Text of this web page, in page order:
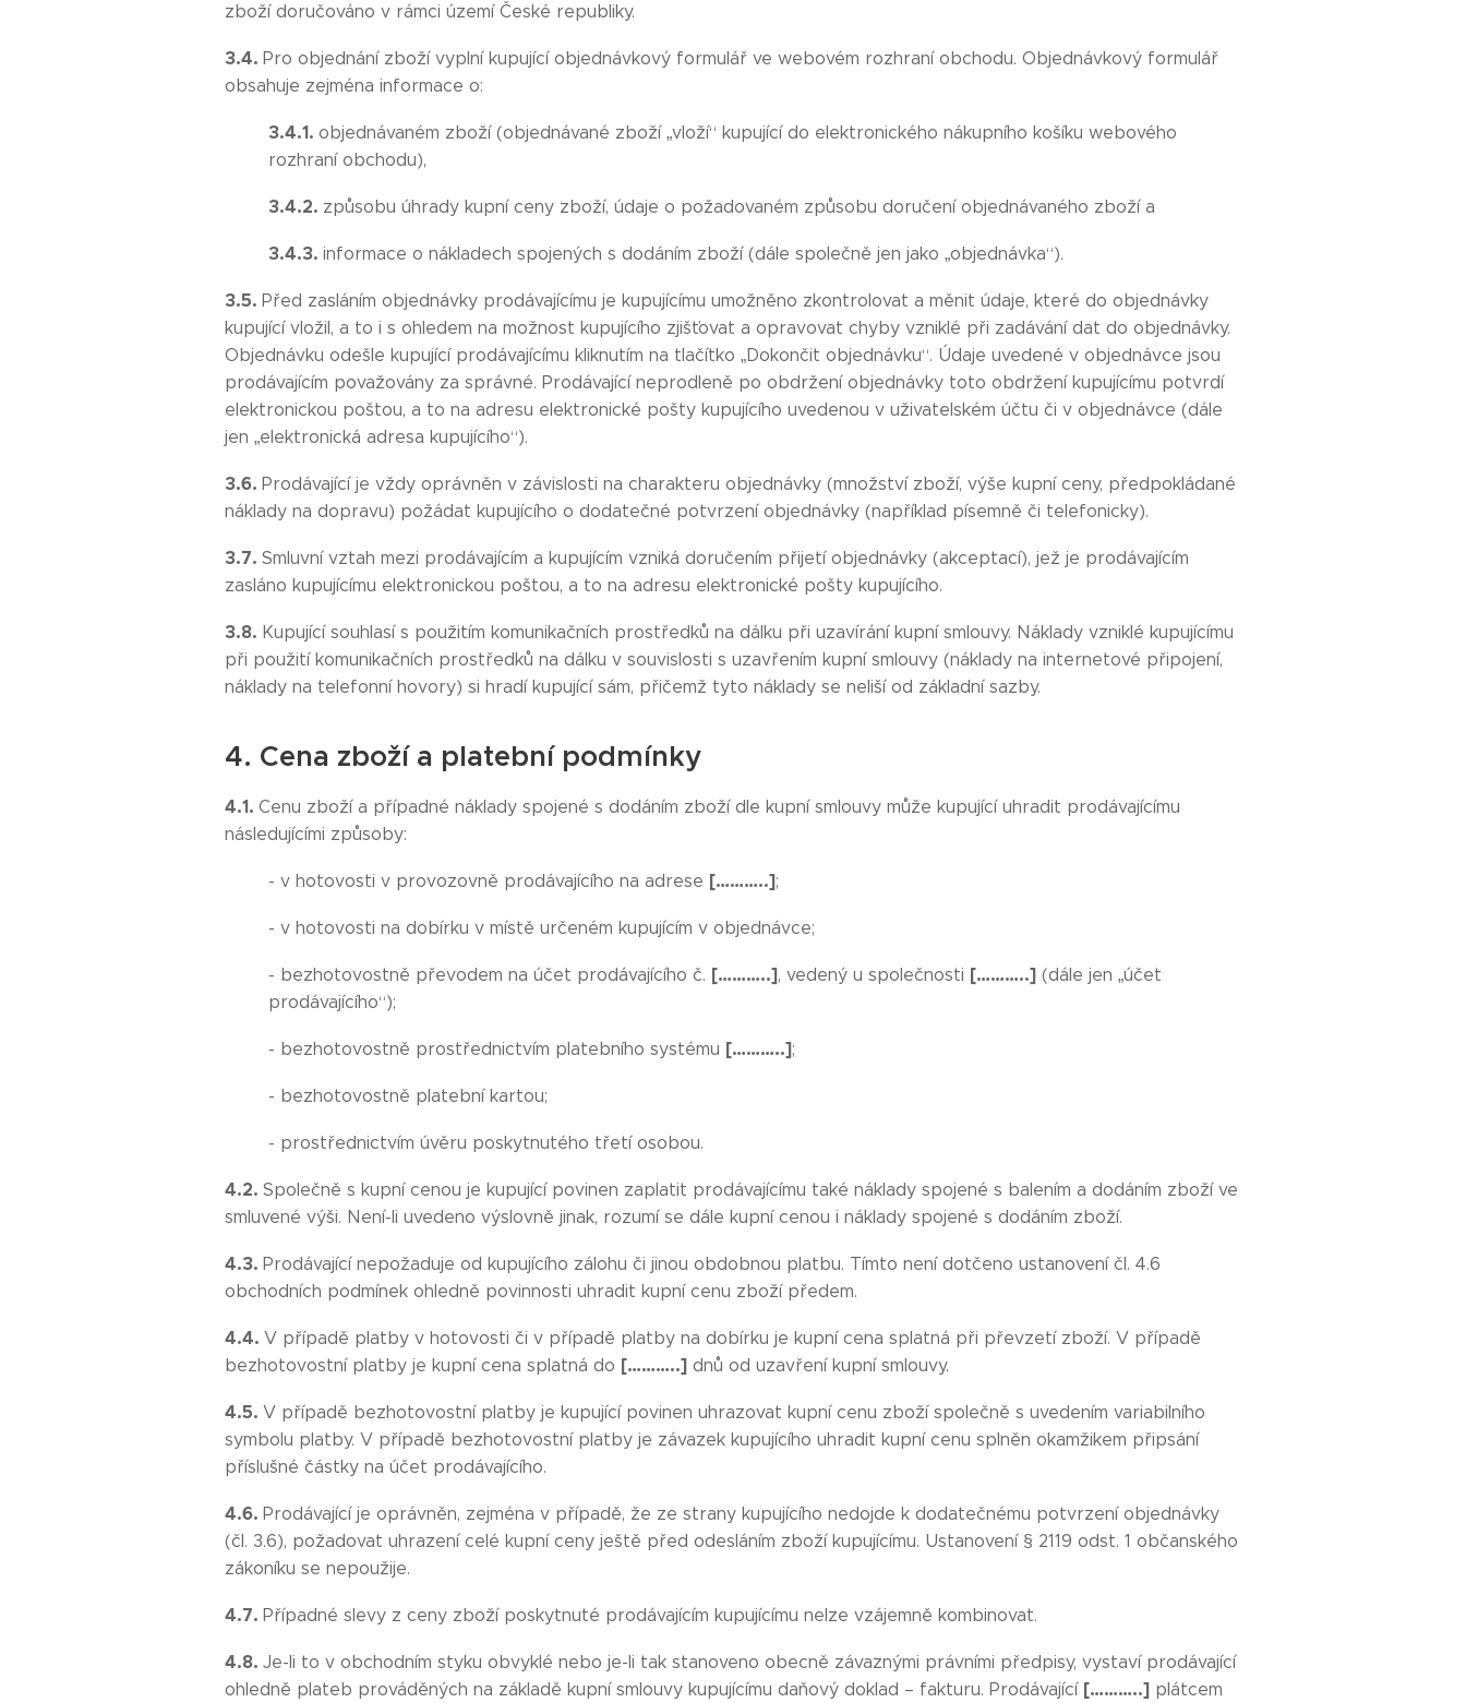
zboží doručováno v rámci území České republiky.
3.4. Pro objednání zboží vyplní kupující objednávkový formulář ve webovém rozhraní obchodu. Objednávkový formulář
obsahuje zejména informace o:
3.4.1. objednávaném zboží (objednávané zboží „vloží“ kupující do elektronického nákupního košíku webového
rozhraní obchodu),
3.4.2. způsobu úhrady kupní ceny zboží, údaje o požadovaném způsobu doručení objednávaného zboží a
3.4.3. informace o nákladech spojených s dodáním zboží (dále společně jen jako „objednávka“).
3.5. Před zasláním objednávky prodávajícímu je kupujícímu umožněno zkontrolovat a měnit údaje, které do objednávky
kupující vložil, a to i s ohledem na možnost kupujícího zjišťovat a opravovat chyby vzniklé při zadávání dat do objednávky.
Objednávku odešle kupující prodávajícímu kliknutím na tlačítko „Dokončit objednávku“. Údaje uvedené v objednávce jsou
prodávajícím považovány za správné. Prodávající neprodleně po obdržení objednávky toto obdržení kupujícímu potvrdí
elektronickou poštou, a to na adresu elektronické pošty kupujícího uvedenou v uživatelském účtu či v objednávce (dále
jen „elektronická adresa kupujícího“).
3.6. Prodávající je vždy oprávněn v závislosti na charakteru objednávky (množství zboží, výše kupní ceny, předpokládané
náklady na dopravu) požádat kupujícího o dodatečné potvrzení objednávky (například písemně či telefonicky).
3.7. Smluvní vztah mezi prodávajícím a kupujícím vzniká doručením přijetí objednávky (akceptací), jež je prodávajícím
zasláno kupujícímu elektronickou poštou, a to na adresu elektronické pošty kupujícího.
3.8. Kupující souhlasí s použitím komunikačních prostředků na dálku při uzavírání kupní smlouvy. Náklady vzniklé kupujícímu
při použití komunikačních prostředků na dálku v souvislosti s uzavřením kupní smlouvy (náklady na internetové připojení,
náklady na telefonní hovory) si hradí kupující sám, přičemž tyto náklady se neliší od základní sazby.
4. Cena zboží a platební podmínky
4.1. Cenu zboží a případné náklady spojené s dodáním zboží dle kupní smlouvy může kupující uhradit prodávajícímu
následujícími způsoby:
- v hotovosti v provozovně prodávajícího na adrese [………..];
- v hotovosti na dobírku v místě určeném kupujícím v objednávce;
- bezhotovostně převodem na účet prodávajícího č. [………..], vedený u společnosti [………..](dále jen „účet
prodávajícího“);
- bezhotovostně prostřednictvím platebního systému [………..];
- bezhotovostně platební kartou;
- prostřednictvím úvěru poskytnutého třetí osobou.
4.2. Společně s kupní cenou je kupující povinen zaplatit prodávajícímu také náklady spojené s balením a dodáním zboží ve
smluvené výši. Není-li uvedeno výslovně jinak, rozumí se dále kupní cenou i náklady spojené s dodáním zboží.
4.3. Prodávající nepožaduje od kupujícího zálohu či jinou obdobnou platbu. Tímto není dotčeno ustanovení čl. 4.6
obchodních podmínek ohledně povinnosti uhradit kupní cenu zboží předem.
4.4. V případě platby v hotovosti či v případě platby na dobírku je kupní cena splatná při převzetí zboží. V případě
bezhotovostní platby je kupní cena splatná do [………..]dnů od uzavření kupní smlouvy.
4.5. V případě bezhotovostní platby je kupující povinen uhrazovat kupní cenu zboží společně s uvedením variabilního
symbolu platby. V případě bezhotovostní platby je závazek kupujícího uhradit kupní cenu splněn okamžikem připsání
příslušné částky na účet prodávajícího.
4.6. Prodávající je oprávněn, zejména v případě, že ze strany kupujícího nedojde k dodatečnému potvrzení objednávky
(čl. 3.6), požadovat uhrazení celé kupní ceny ještě před odesláním zboží kupujícímu. Ustanovení § 2119 odst. 1 občanského
zákoníku se nepoužije.
4.7. Případné slevy z ceny zboží poskytnuté prodávajícím kupujícímu nelze vzájemně kombinovat.
4.8. Je-li to v obchodním styku obvyklé nebo je-li tak stanoveno obecně závaznými právními předpisy, vystaví prodávající
ohledně plateb prováděných na základě kupní smlouvy kupujícímu daňový doklad – fakturu. Prodávající [………..]plátcem